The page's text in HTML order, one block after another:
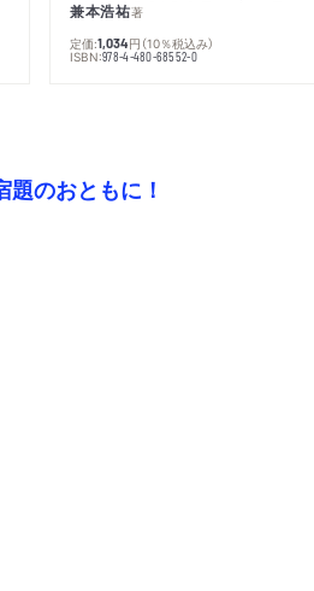
兼本浩祐著
定価:1,034円 （10％税込み）
ISBN:978-4-480-68552-0
のおともに！